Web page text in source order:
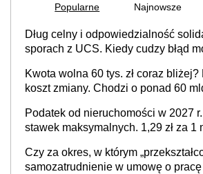
Popularne Najnowsze
Dług celny i odpowiedzialność
sporach z UCS. Kiedy cudzy błąd
Kwota wolna 60 tys. zł coraz bliżej?
koszt zmiany. Chodzi o ponad 60
Podatek od nieruchomości w 2027
stawek maksymalnych. 1,29 zł za 1
prowadzeniem działalności
Czy za okres, w którym
samozatrudnienie w umowę o